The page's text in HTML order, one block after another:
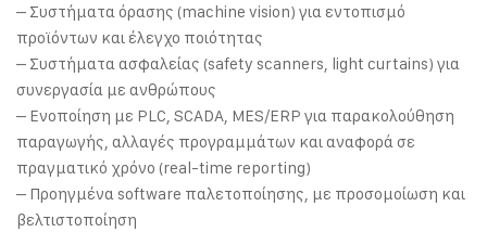
– Συστήματα όρασης (machine vision) για εντοπισμό
προϊόντων και έλεγχο ποιότητας
– Συστήματα ασφαλείας (safety scanners, light curtains) για
συνεργασία με ανθρώπους
– Ενοποίηση με PLC, SCADA, MES/ERP για παρακολούθηση
παραγωγής, αλλαγές προγραμμάτων και αναφορά σε
πραγματικό χρόνο (real-time reporting)
– Προηγμένα software παλετοποίησης, με προσομοίωση και
βελτιστοποίηση